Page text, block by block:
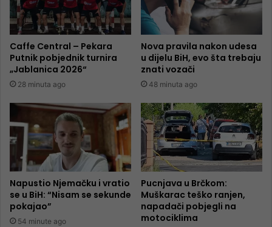
Caffe Central – Pekara
Putnik pobjednik turnira
„Jablanica 2026“
28 minuta ago
Nova pravila nakon udesa
u dijelu BiH, evo šta trebaju
znati vozači
48 minuta ago
Napustio Njemačku i vratio
se u BiH: “Nisam se sekunde
pokajao”
54 minute ago
Pucnjava u Brčkom:
Muškarac teško ranjen,
napadači pobjegli na
motociklima